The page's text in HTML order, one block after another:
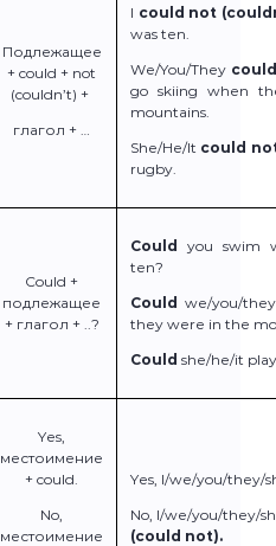
Подлежащее
+ could + not
(couldn’t) +
глагол + …
I could not
was ten.
We/You/They
go skiing when
mountains.
She/He/It could
rugby.
Could +
подлежащее
+ глагол + ..?
Could you swim
ten?
Could we/you/
they were in the
Could she/he/it
Yes,
местоимение
+ could.
No,
местоимение
Yes, I/we/you/they/
No, I/we/you/they/
(could not).